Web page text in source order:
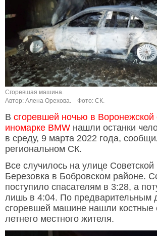
Сгоревшая машина.
Автор: Алена Орехова.
Фото: СК.
В сгоревшей ночью в Воронежской
иномарке BMW нашли останки
в среду, 9 марта 2022 года,
региональном СК.
Все случилось на улице
Березовка в Бобровском районе.
поступило спасателям в 3:28, а
лишь в 4:04. По предварительным
сгоревшей машине нашли костные
летнего местного жителя.